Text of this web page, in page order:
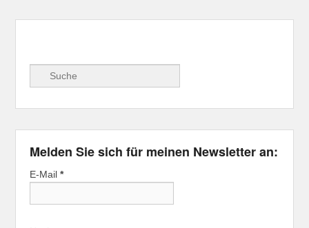
Suche
Melden Sie sich für meinen Newsletter an:
E-Mail*